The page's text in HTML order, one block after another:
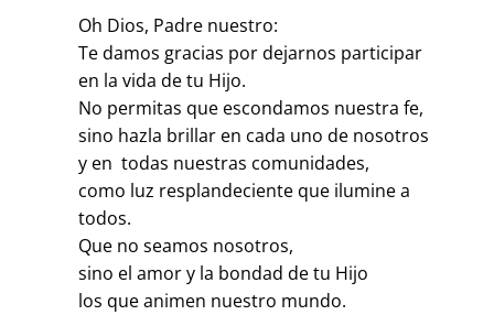
Oh Dios, Padre nuestro:
Te damos gracias por dejarnos participar
en la vida de tu Hijo.
No permitas que escondamos nuestra fe,
sino hazla brillar en cada uno de nosotros
y en todas nuestras comunidades,
como luz resplandeciente que ilumine a
todos.
Que no seamos nosotros,
sino el amor y la bondad de tu Hijo
los que animen nuestro mundo.